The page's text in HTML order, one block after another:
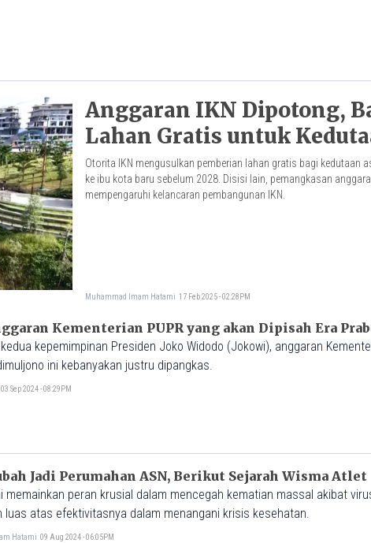
Anggaran IKN Dipotong,
Lahan Gratis untuk
Otorita IKN mengusulkan pemberian lahan gratis bagi kedutaan
ke ibu kota baru sebelum 2028. Disisi lain, pemangkasan
mempengaruhi kelancaran pembangunan IKN.
Muhammad Imam Hatami 17 Feb 2025 - 02:28PM
Kementerian PUPR yang akan Dipisah Era
Presiden Joko Widodo (Jokowi), anggaran Kementerian yang dipegang oleh
ini kebanyakan justru dipangkas.
03 Sep 2024 - 08:29PM
Jadi Perumahan ASN, Berikut Sejarah Wisma Atlet
memainkan peran krusial dalam mencegah kematian massal akibat
luas atas efektivitasnya dalam menangani krisis kesehatan.
Hatami 09 Aug 2024 - 06:05PM